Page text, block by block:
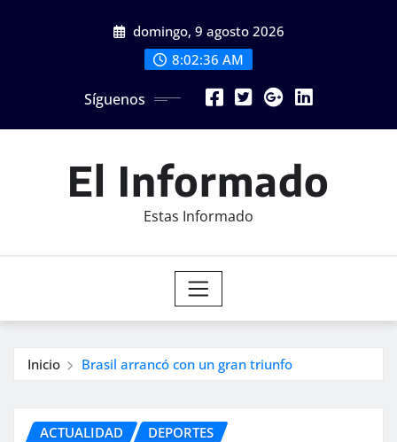
domingo, 9 agosto 2026
8:02:38 AM
Síguenos
El Informado
Estas Informado
Inicio Brasil arrancó con un gran triunfo
ACTUALIDAD
DEPORTES